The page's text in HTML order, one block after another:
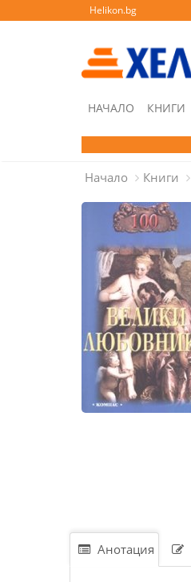
Helikon.bg
НАЧАЛО КНИГИ
Начало Книги
Анотация